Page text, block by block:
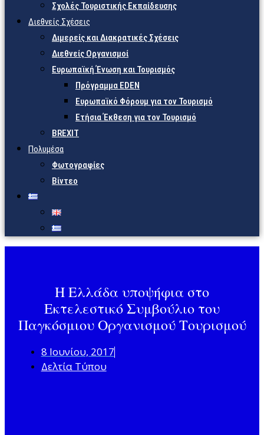
Σχολές Τουριστικής Εκπαίδευσης
Διεθνείς Σχέσεις
Διμερείς και Διακρατικές Σχέσεις
Διεθνείς Οργανισμοί
Ευρωπαϊκή Ένωση και Τουρισμός
Πρόγραμμα EDEN
Ευρωπαϊκό Φόρουμ για τον Τουρισμό
Ετήσια Έκθεση για τον Τουρισμό
BREXIT
Πολυμέσα
Φωτογραφίες
Βίντεο
Η Ελλάδα υποψήφια στο
Εκτελεστικό Συμβούλιο του
Παγκόσμιου Οργανισμού Τουρισμού
8 Ιουνίου, 2017
Δελτία Τύπου